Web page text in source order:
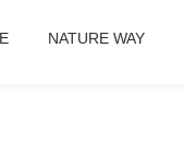
NATURE WAY